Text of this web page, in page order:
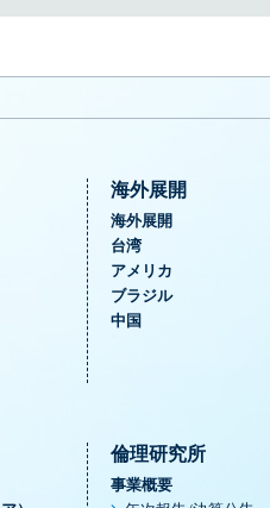
海外展開
海外展開
台湾
アメリカ
ブラジル
中国
倫理研究所
事業概要